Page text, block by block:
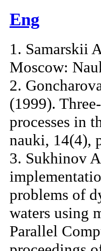
Eng
1. Samarskii
Moscow:
2.
(1999).
processes in
nauki, 14(4),
3. Sukhinov
problems of
waters using
Parallel